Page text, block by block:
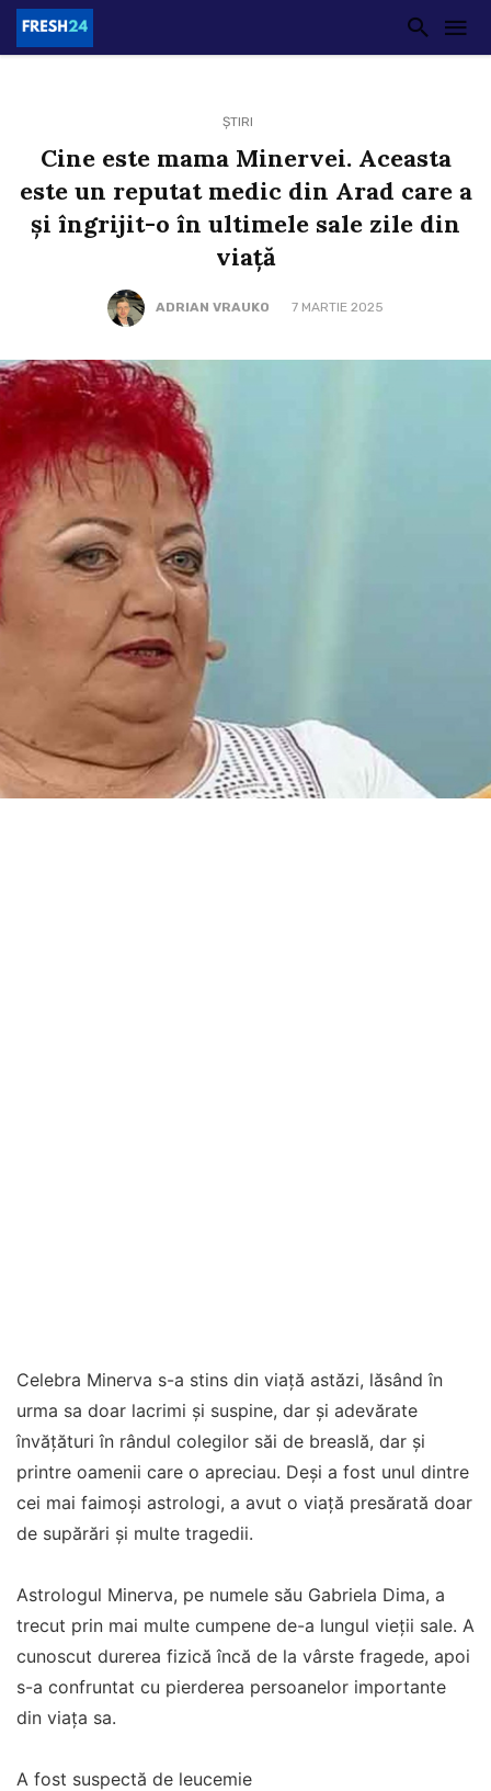
ȘTIRI
Cine este mama Minervei. Aceasta
este un reputat medic din Arad care a
și îngrijit-o în ultimele sale zile din
viață
ADRIAN VRAUKO 7 MARTIE 2025
Celebra Minerva s-a stins din viață astăzi, lăsând în
urma sa doar lacrimi și suspine, dar și adevărate
învățături în rândul colegilor săi de breaslă, dar și
printre oamenii care o apreciau. Deși a fost unul dintre
cei mai faimoși astrologi, a avut o viață presărată doar
de supărări și multe tragedii.
Astrologul Minerva, pe numele său Gabriela Dima, a
trecut prin mai multe cumpene de-a lungul vieții sale. A
cunoscut durerea fizică încă de la vârste fragede, apoi
s-a confruntat cu pierderea persoanelor importante
din viața sa.
A fost suspectă de leucemie